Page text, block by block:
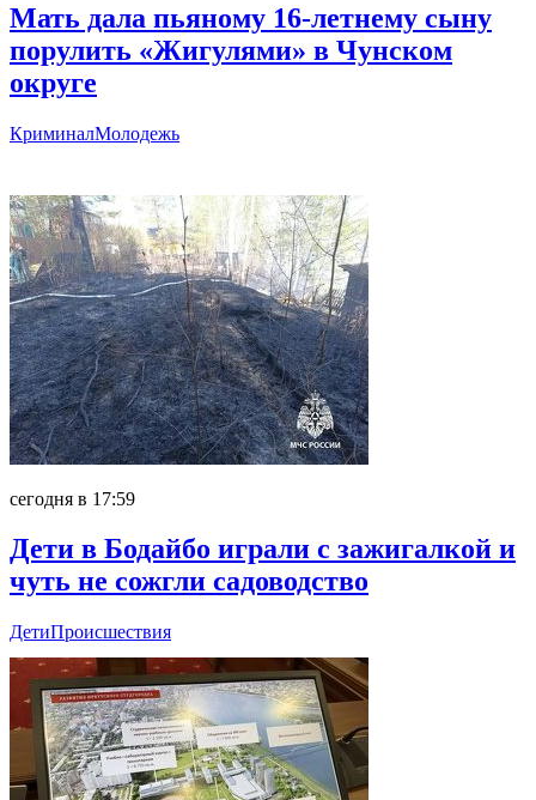
Мать дала пьяному 16-летнему сыну
порулить «Жигулями» в Чунском
округе
КриминалМолодежь
сегодня в 17:59
Дети в Бодайбо играли с зажигалкой и
чуть не сожгли садоводство
ДетиПроисшествия